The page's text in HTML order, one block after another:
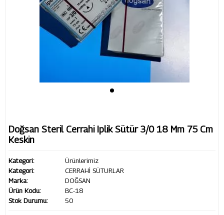
Doğsan Steril Cerrahi Iplik Sütür 3/0 18 Mm 75 Cm
Keskin
Kategori:
Ürünlerimiz
Kategori:
CERRAHİ SÜTURLAR
Marka:
DOĞSAN
Ürün Kodu:
BC-18
Stok Durumu:
50